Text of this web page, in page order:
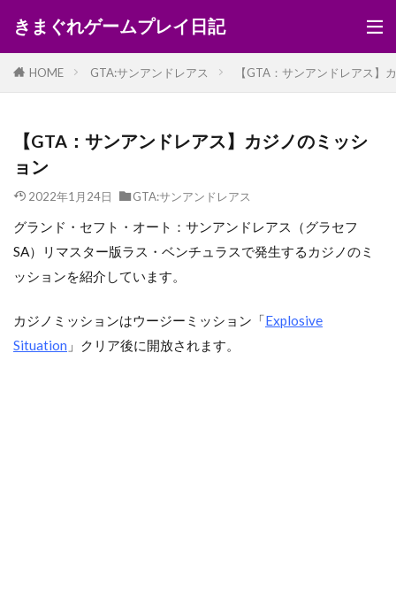
きまぐれゲームプレイ日記
HOME GTA:サンアンドレアス 【GTA：サンアンドレアス】
【GTA：サンアンドレアス】カジノのミッシ
ョン
2022年1月24日 GTA:サンアンドレアス
グランド・セフト・オート：サンアンドレアス（グラセフ
SA）リマスター版ラス・ベンチュラスで発生するカジノのミ
ッションを紹介しています。
カジノミッションはウージーミッション「Explosive
Situation 」クリア後に開放されます。